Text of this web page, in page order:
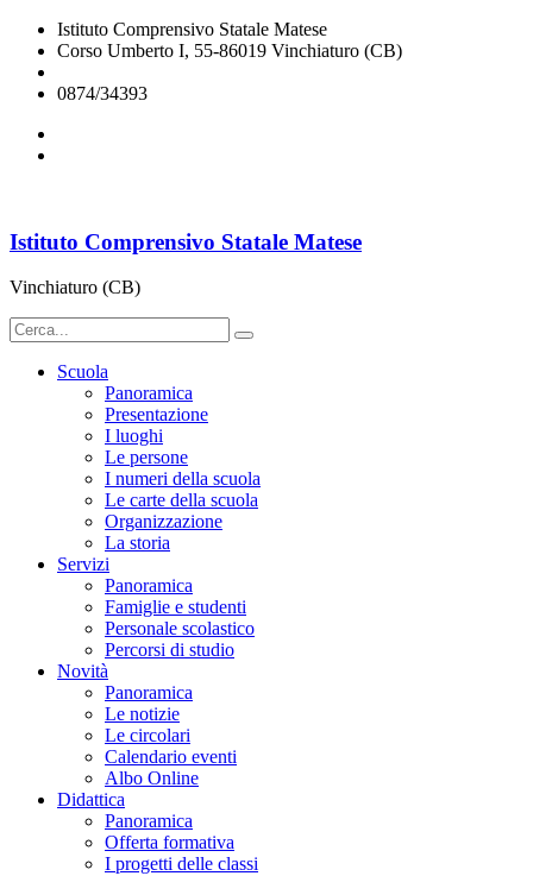
Istituto Comprensivo Statale Matese
Corso Umberto I, 55-86019 Vinchiaturo (CB)
0874/34393
Istituto Comprensivo Statale Matese
Vinchiaturo (CB)
Scuola
Panoramica
Presentazione
I luoghi
Le persone
I numeri della scuola
Le carte della scuola
Organizzazione
La storia
Servizi
Panoramica
Famiglie e studenti
Personale scolastico
Percorsi di studio
Novità
Panoramica
Le notizie
Le circolari
Calendario eventi
Albo Online
Didattica
Panoramica
Offerta formativa
I progetti delle classi